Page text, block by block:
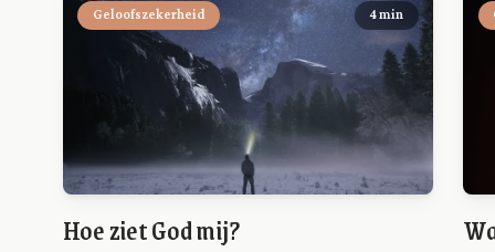
Geloofszekerheid 4 min
Hoe ziet God mij?